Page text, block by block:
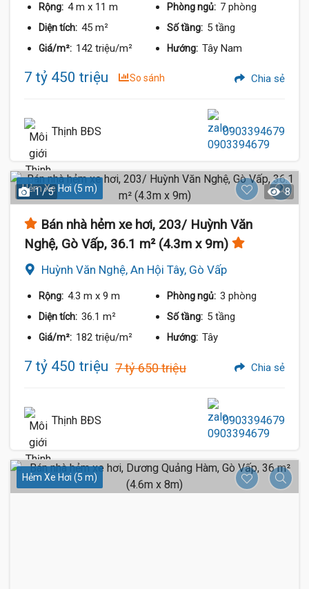
Rộng: 4 m x 11 m Phòng ngủ: 7 phòng
Diện tích: 45 m² Số tầng: 5 tầng
Giá/m²: 142 triệu/m² Hướng: Tây Nam
7 tỷ 450 triệu So sánh Chia sẻ
Thịnh BĐS 0903394679
Hẻm Xe Hơi (5 m)
1 / 5 8
Bán nhà hẻm xe hơi, 203/ Huỳnh Văn
Nghệ, Gò Vấp, 36.1 m² (4.3m x 9m)
Huỳnh Văn Nghệ, An Hội Tây, Gò Vấp
Rộng: 4.3 m x 9 m Phòng ngủ: 3 phòng
Diện tích: 36.1 m² Số tầng: 5 tầng
Giá/m²: 182 triệu/m² Hướng: Tây
7 tỷ 450 triệu 7 tỷ 650 triệu Chia sẻ
Thịnh BĐS 0903394679
Hẻm Xe Hơi (5 m)